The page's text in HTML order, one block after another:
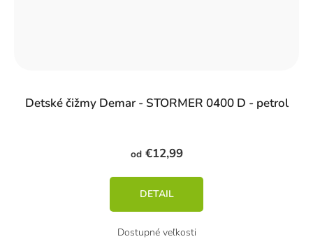
Detské čižmy Demar - STORMER 0400 D - petrol
od€12,99
DETAIL